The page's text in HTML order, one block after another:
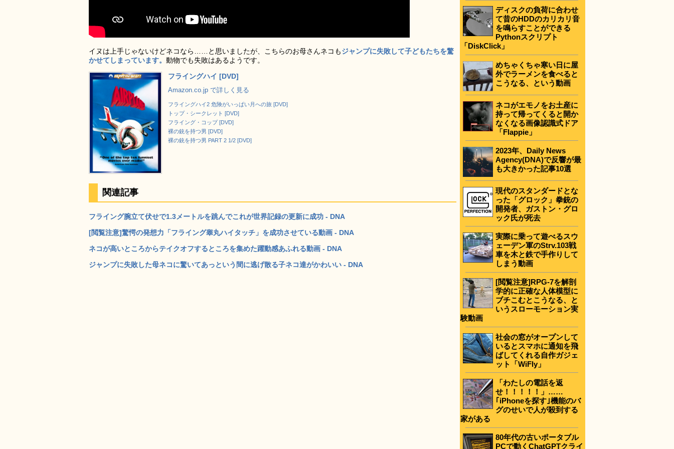
イヌは上手じゃないけどネコなら……と思いましたが、こちらのお母さんネコもジャンプに失敗して子どもたちを驚
かせてしまっています。 動物でも失敗はあるようです。
フライングハイ [DVD]
Amazon.co.jp で詳しく見る
フライングハイ2 危険がいっぱい月への旅 [DVD]
トップ・シークレット [DVD]
フライング・コップ [DVD]
裸の銃を持つ男 [DVD]
裸の銃を持つ男 PART 2 1/2 [DVD]
関連記事
フライング腕立て伏せで1.3メートルを跳んでこれが世界記録の更新に成功 - DNA
[閲覧注意]驚愕の発想力「フライング睾丸ハイタッチ」を成功させている動画 - DNA
ネコが高いところからテイクオフするところを集めた躍動感あふれる動画 - DNA
ジャンプに失敗した母ネコに驚いてあっという間に逃げ散る子ネコ達がかわいい - DNA
ディスクの負荷に合わせ
て昔のHDDのカリカリ音
を鳴らすことができる
Pythonスクリプト
「DiskClick」
めちゃくちゃ寒い日に屋
外でラーメンを食べると
こうなる、という動画
ネコがエモノをお土産に
持って帰ってくると開か
なくなる画像認識式ドア
「Flappie」
2023年、Daily News
Agency(DNA)で反響が最
も大きかった記事10選
現代のスタンダードとな
った「グロック」拳銃の
開発者、ガストン・グロ
ック氏が死去
実際に乗って遊べるスウ
ェーデン軍のStrv.103戦
車を木と鉄で手作りして
しまう動画
[閲覧注意]RPG-7を解剖
学的に正確な人体模型に
ブチこむとこうなる、と
いうスローモーション実
験動画
社会の窓がオープンして
いるとスマホに通知を飛
ばしてくれる自作ガジェ
ット「WiFly」
「わたしの電話を返
せ！！！！！」……
｢iPhoneを探す｣機能のバ
グのせいで人が殺到する
家がある
80年代の古いポータブル
PCで動くChatGPTクライ